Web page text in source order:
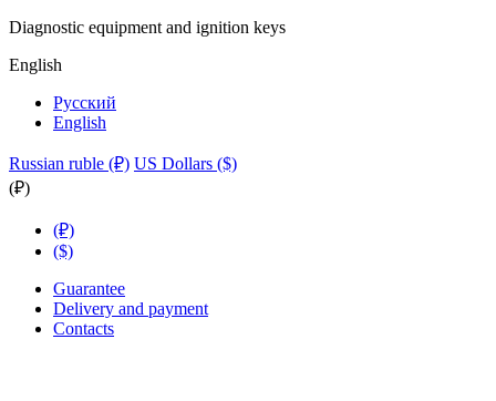
Diagnostic equipment and ignition keys
English
Русский
English
Russian ruble (₽) US Dollars ($)
(₽)
(₽)
($)
Guarantee
Delivery and payment
Contacts